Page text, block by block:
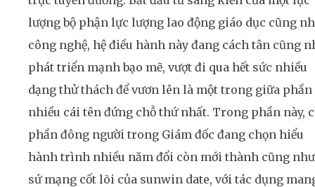
lượng bộ phận lực lượng lao động giáo dục cũng
công nghệ, hệ điều hành này đang cách tân cũng
phát triển mạnh bạo mẽ, vượt đi qua hết sức nhiều
dạng thử thách để vươn lên là một trong giữa phần
nhiều cái tên đứng chỗ thứ nhất. Trong phần này,
phần đông người trong Giám đốc đang chọn hiểu
hành trình nhiều năm đổi còn mới thành cũng như
sứ mạng cốt lõi của sunwin date, với tác dụng